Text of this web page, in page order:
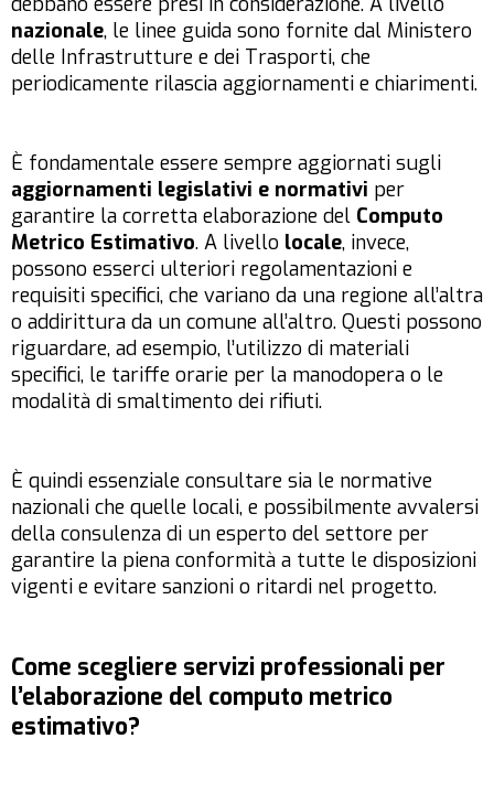
nazionale, le linee guida sono fornite dal Ministero
delle Infrastrutture e dei Trasporti, che
periodicamente rilascia aggiornamenti e chiarimenti.
È fondamentale essere sempre aggiornati sugli
aggiornamenti legislativi e normativi per
garantire la corretta elaborazione del Computo
Metrico Estimativo. A livello locale, invece,
possono esserci ulteriori regolamentazioni e
requisiti specifici, che variano da una regione all’altra
o addirittura da un comune all’altro. Questi possono
riguardare, ad esempio, l’utilizzo di materiali
specifici, le tariffe orarie per la manodopera o le
modalità di smaltimento dei rifiuti.
È quindi essenziale consultare sia le normative
nazionali che quelle locali, e possibilmente avvalersi
della consulenza di un esperto del settore per
garantire la piena conformità a tutte le disposizioni
vigenti e evitare sanzioni o ritardi nel progetto.
Come scegliere servizi professionali per
l’elaborazione del computo metrico
estimativo?